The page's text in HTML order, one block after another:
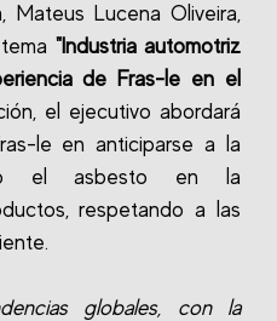
Mateus Lucena Oliveira,
"Industria automotriz
de Fras-le en el
el ejecutivo abordará
le en anticiparse a la
el asbesto en la
respetando a las
globales, con la